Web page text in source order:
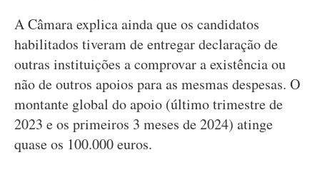
A Câmara explica ainda que os candidatos
habilitados tiveram de entregar declaração de
outras instituições a comprovar a existência ou
não de outros apoios para as mesmas despesas. O
montante global do apoio (último trimestre de
2023 e os primeiros 3 meses de 2024) atinge
quase os 100.000 euros.